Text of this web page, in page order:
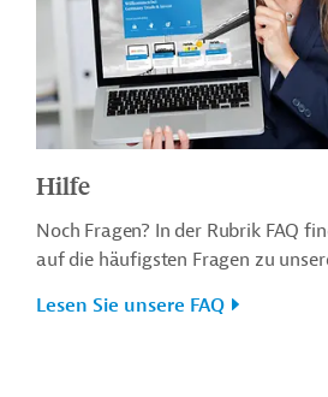
Hilfe
Noch Fragen? In der Rubrik FAQ
auf die häufigsten Fragen zu
Lesen Sie unsere FAQ